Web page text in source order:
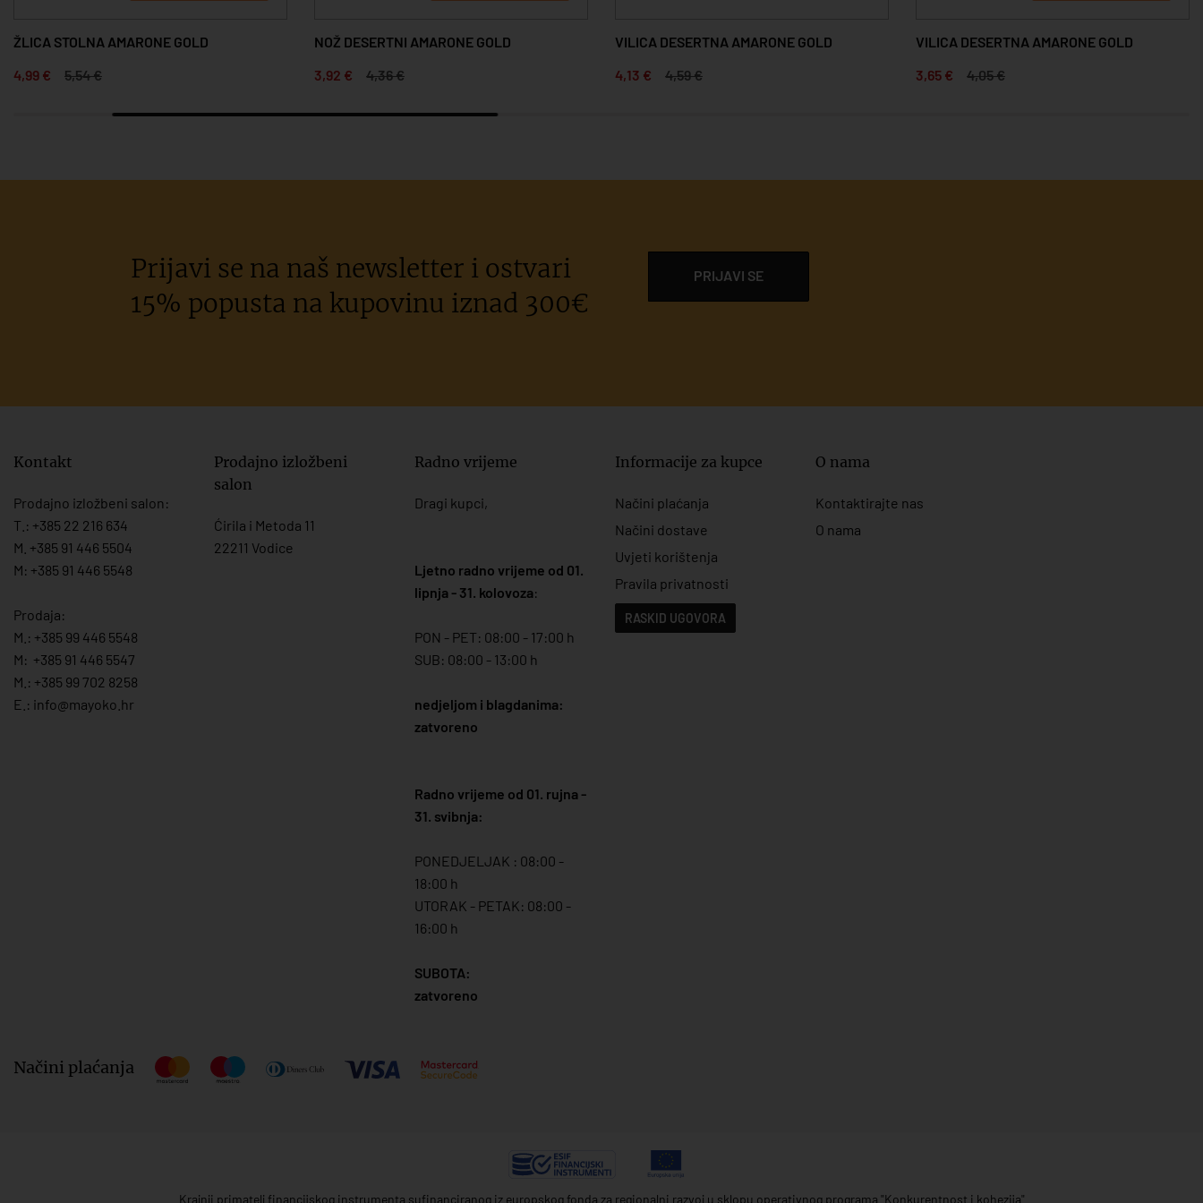
ŽLICA STOLNA AMARONE GOLD
4,99 €
5,54 €
NOŽ DESERTNI AMARONE GOLD
3,92 €
4,36 €
VILICA DESERTNA AMARONE GOLD
4,13 €
4,59 €
VILICA DESERTNA AMARONE GOLD
3,65 €
4,05 €
Prijavi se na naš newsletter i ostvari
15% popusta na kupovinu iznad 300€
PRIJAVI SE
Kontakt
Prodajno izložbeni salon:
T.: +385 22 216 634
M. +385 91 446 5504
M: +385 91 446 5548
Prodaja:
M.: +385 99 446 5548
M: +385 91 446 5547
M.: +385 99 702 8258
E.: info@mayoko. hr
Prodajno izložbeni
salon
Ćirila i Metoda 11
22211 Vodice
Radno vrijeme
Dragi kupci,
Ljetno radno vrijeme od 01.
lipnja - 31. kolovoza:
PON - PET: 08:00 - 17:00 h
SUB: 08:00 - 13:00 h
nedjeljom i blagdanima:
zatvoreno
Radno vrijeme od 01. rujna -
31. svibnja:
PONEDJELJAK : 08:00 -
18:00 h
UTORAK - PETAK: 08:00 -
16:00 h
SUBOTA:
zatvoreno
Informacije za kupce
Načini plaćanja
Načini dostave
Uvjeti korištenja
Pravila privatnosti
RASKID UGOVORA
O nama
Kontaktirajte nas
O nama
Načini plaćanja
Krajnji primatelj financijskog instrumenta sufinanciranog iz europskog fonda za regionalni razvoj u sklopu operativnog programa "Konkurentnost i kohezija"